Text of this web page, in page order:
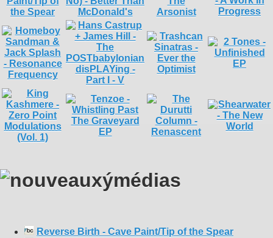
Reverse Birth - Cave Paint/Tip of the Spear